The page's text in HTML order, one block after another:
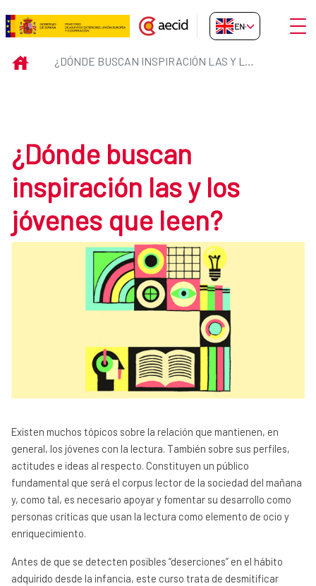
Skip to Main Content
¿Dónde buscan inspiración las
EN-GB
INICIO ¿DÓNDE BUSCAN INSPIRACIÓN LAS Y LOS JÓVENES QUE LEEN?
¿Dónde buscan
inspiración las y los
jóvenes que leen?
Existen muchos tópicos sobre la relación que mantienen, en
general, los jóvenes con la lectura. También sobre sus perfiles,
actitudes e ideas al respecto. Constituyen un público
fundamental que será el corpus lector de la sociedad del mañana
y, como tal, es necesario apoyar y fomentar su desarrollo como
personas críticas que usan la lectura como elemento de ocio y
enriquecimiento.
Antes de que se detecten posibles “deserciones” en el hábito
adquirido desde la infancia, este curso trata de desmitificar